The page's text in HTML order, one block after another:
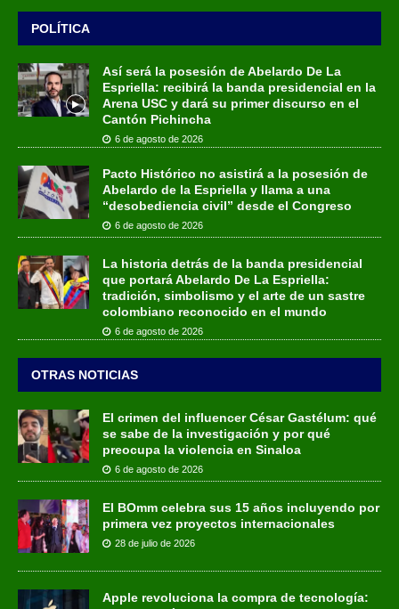
POLÍTICA
Así será la posesión de Abelardo De La
Espriella: recibirá la banda presidencial en la
Arena USC y dará su primer discurso en el
Cantón Pichincha
6 de agosto de 2026
Pacto Histórico no asistirá a la posesión de
Abelardo de la Espriella y llama a una
“desobediencia civil” desde el Congreso
6 de agosto de 2026
La historia detrás de la banda presidencial
que portará Abelardo De La Espriella:
tradición, simbolismo y el arte de un sastre
colombiano reconocido en el mundo
6 de agosto de 2026
OTRAS NOTICIAS
El crimen del influencer César Gastélum: qué
se sabe de la investigación y por qué
preocupa la violencia en Sinaloa
6 de agosto de 2026
El BOmm celebra sus 15 años incluyendo por
primera vez proyectos internacionales
28 de julio de 2026
Apple revoluciona la compra de tecnología: